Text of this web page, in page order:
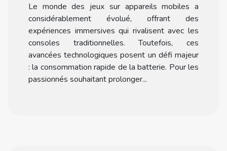
prolongées sur mobile
Le monde des jeux sur appareils mobiles a
considérablement évolué, offrant des
expériences immersives qui rivalisent avec les
consoles traditionnelles. Toutefois, ces
avancées technologiques posent un défi majeur
: la consommation rapide de la batterie. Pour les
passionnés souhaitant prolonger...